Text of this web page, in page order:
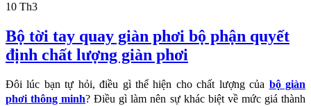
10 Th3
Bộ tời tay quay giàn phơi bộ phận quyết
định chất lượng giàn phơi
Đôi lúc bạn tự hỏi, điều gì thể hiện cho chất lượng của bộ giàn
phơi thông minh? Điều gì làm nên sự khác biệt về mức giá thành